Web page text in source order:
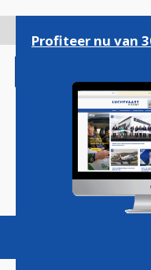
gaan
Magazine
Profiteer nu van